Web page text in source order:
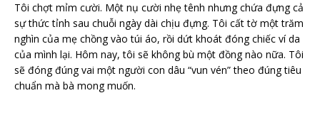
Tôi chợt mỉm cười. Một nụ cười nhẹ tênh nhưng chứa đựng cả
sự thức tỉnh sau chuỗi ngày dài chịu đựng. Tôi cất tờ một trăm
nghìn của mẹ chồng vào túi áo, rồi dứt khoát đóng chiếc ví da
của mình lại. Hôm nay, tôi sẽ không bù một đồng nào nữa. Tôi
sẽ đóng đúng vai một người con dâu “vun vén” theo đúng tiêu
chuẩn mà bà mong muốn.